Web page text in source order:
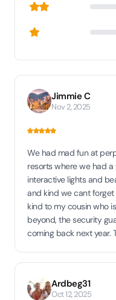
Jimmie C
Nov 2, 2025
We had mad fun at
resorts where we had
interactive lights and
and kind we cant forget
kind to my cousin who
beyond, the security
coming back next year.
Ardbeg31
Oct 12, 2025